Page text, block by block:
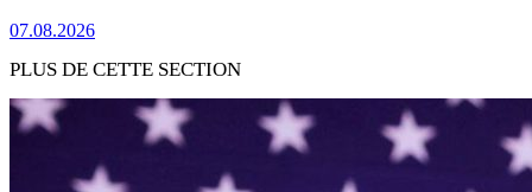
07.08.2026
PLUS DE CETTE SECTION